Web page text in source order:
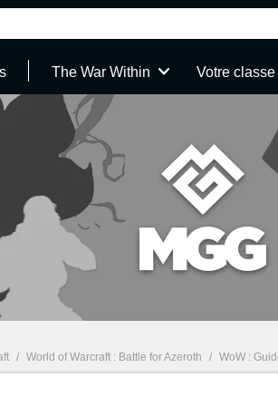
The War Within Votre classe
/ World of Warcraft : Battle for Azeroth / WoW : Guide Étendues